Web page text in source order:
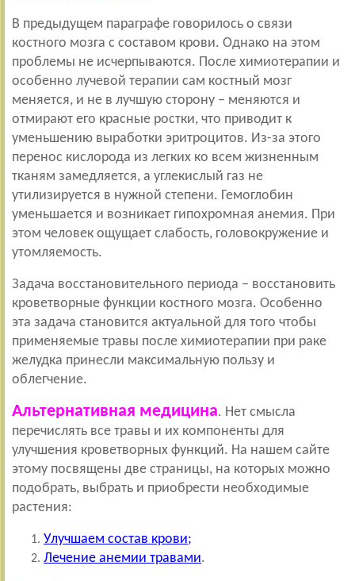
В предыдущем параграфе говорилось о связи
костного мозга с составом крови. Однако на этом
проблемы не исчерпываются. После химиотерапии и
особенно лучевой терапии сам костный мозг
меняется, и не в лучшую сторону – меняются и
отмирают его красные ростки, что приводит к
уменьшению выработки эритроцитов. Из-за этого
перенос кислорода из легких ко всем жизненным
тканям замедляется, а углекислый газ не
утилизируется в нужной степени. Гемоглобин
уменьшается и возникает гипохромная анемия. При
этом человек ощущает слабость, головокружение и
утомляемость.
Задача восстановительного периода – восстановить
кроветворные функции костного мозга. Особенно
эта задача становится актуальной для того чтобы
применяемые травы после химиотерапии при раке
желудка принесли максимальную пользу и
облегчение.
Альтернативная медицина. Нет смысла
перечислять все травы и их компоненты для
улучшения кроветворных функций. На нашем сайте
этому посвящены две страницы, на которых можно
подобрать, выбрать и приобрести необходимые
растения:
Улучшаем состав крови;
Лечение анемии травами.